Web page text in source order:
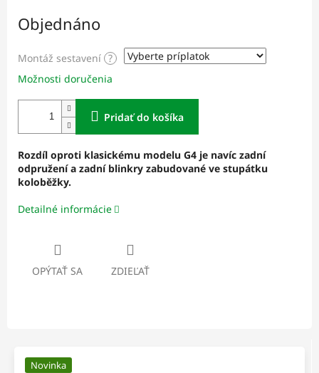
O
cena:
Objednáno
Montáž sestavení ?
Možnosti doručenia
Pridať do košíka
Rozdíl oproti klasickému modelu G4 je navíc zadní
odpružení a zadní blinkry zabudované ve stupátku
koloběžky.
Detailné informácie
OPÝTAŤ SA ZDIEĽAŤ
Novinka